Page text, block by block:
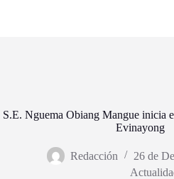
S.E. Nguema Obiang Mangue inicia
Evinayong
Redacción
26 de